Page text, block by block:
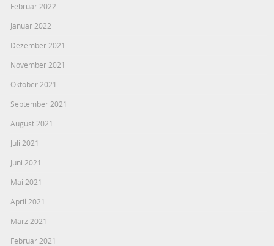
Februar 2022
Januar 2022
Dezember 2021
November 2021
Oktober 2021
September 2021
August 2021
Juli 2021
Juni 2021
Mai 2021
April 2021
März 2021
Februar 2021